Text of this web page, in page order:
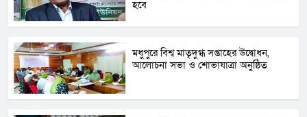
হবে
মধুপুরে বিশ্ব মাতৃদুগ্ধ সপ্তাহের উদ্বোধন,
আলোচনা সভা ও শোভাযাত্রা অনুষ্ঠিত